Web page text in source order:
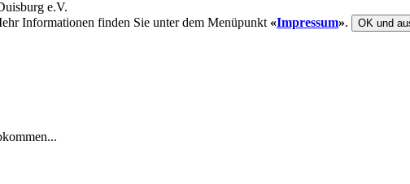
Informationen finden Sie unter dem Menüpunkt «Impressum». OK und